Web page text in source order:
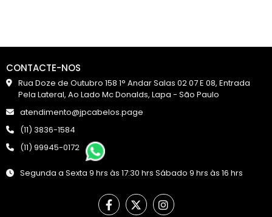
CONTACTE-NOS
Rua Doze de Outubro 158 1° Andar Salas 02 07 E 08, Entrada
Pela Lateral, Ao Lado Mc Donalds, Lapa - São Paulo
atendimento@jpcabelos.page
(11) 3836-1584
(11) 99945-0172
Segunda a Sexta 9 hrs às 17:30 hrs Sábado 9 hrs às 16 hrs